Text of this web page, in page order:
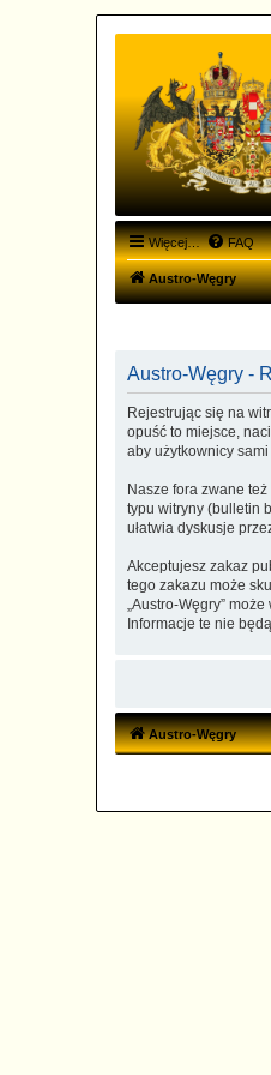
Więcej… FAQ
Austro-Węgry
Austro-Węgry -
Rejestrując się na
opuść to miejsce,
aby użytkownicy
Nasze fora zwane też
typu witryny (bulletin
ułatwia dyskusje
Akceptujesz zakaz
tego zakazu może
„Austro-Węgry”
Informacje te nie
Austro-Węgry